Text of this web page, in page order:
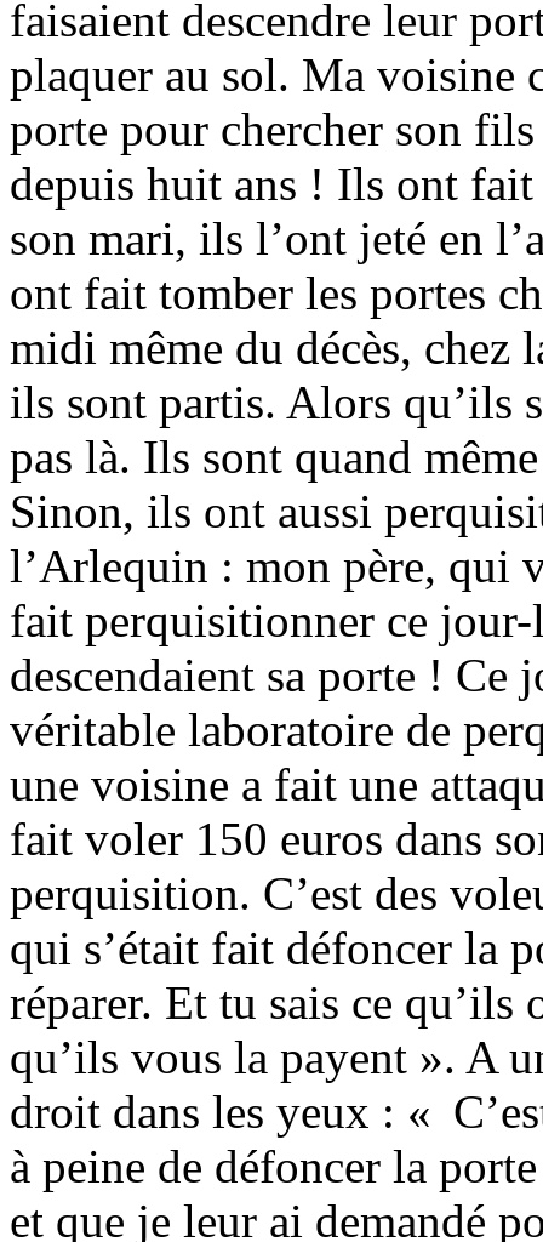
faisaient descendre leur
plaquer au sol. Ma voisine
porte pour chercher son
depuis huit ans ! Ils ont
son mari, ils l’ont jeté en
ont fait tomber les portes
midi même du décès,
ils sont partis. Alors qu’ils
pas là. Ils sont quand
Sinon, ils ont aussi
l’Arlequin : mon père, qui
fait perquisitionner ce
descendaient sa porte ! Ce
véritable laboratoire de
une voisine a fait une
fait voler 150 euros dans
perquisition. C’est des
qui s’était fait défoncer la
réparer. Et tu sais ce
qu’ils vous la payent ». A
droit dans les yeux : «
à peine de défoncer la
et que je leur ai demandé